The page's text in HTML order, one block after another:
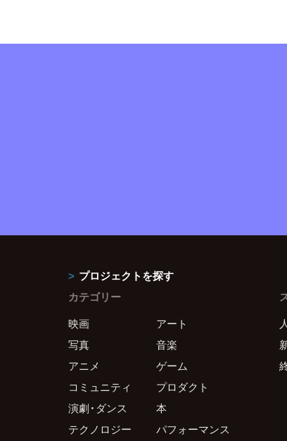
プロジェクトを探す
カテゴリー
映画
アート
写真
音楽
アニメ
ゲーム
コミュニティ
プロダクト
演劇・ダンス
本
テクノロジー
パフォーマンス